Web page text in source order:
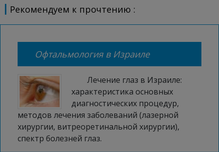
Рекомендуем к прочтению :
Офтальмология в Израиле
Лечение глаз в Израиле:
характеристика основных
диагностических процедур,
методов лечения заболеваний (лазерной
хирургии, витреоретинальной хирургии),
спектр болезней глаз.